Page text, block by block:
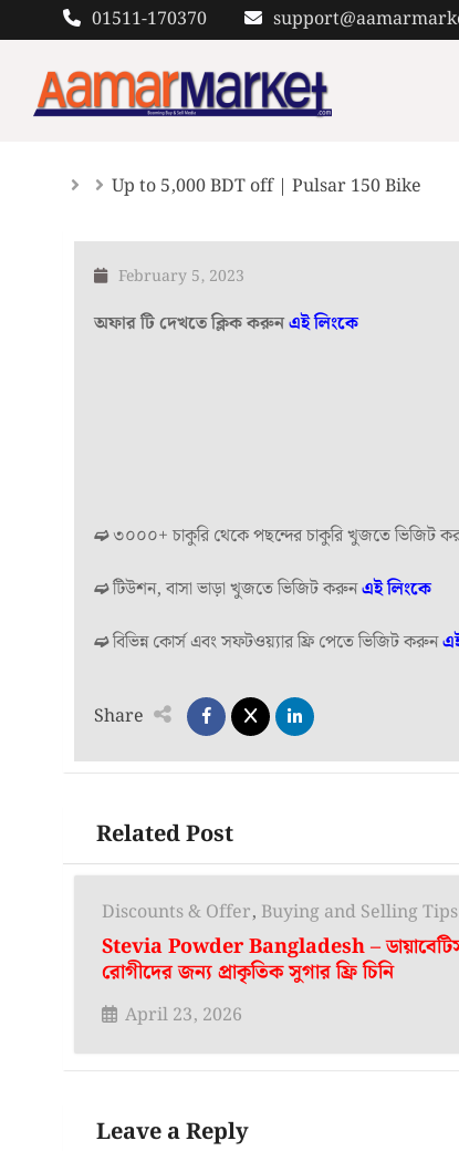
to
content
01511-170370
Up to 5,000 BDT off | Pulsar 150 Bike
February 5, 2023
অফার টি দেখতে ক্লিক করুনএই লিংকে
➫৩০০০+ চাকুরি থেকে পছন্দের চাকুরি খুজতে ভিজিট
➫টিউশন, বাসা ভাড়া খুজতে ভিজিট করুনএই লিংকে
➫বিভিন্ন কোর্স এবং সফটওয়্যার ফ্রি পেতে ভিজিট করুন
Share
Related Post
Discounts & Offer, Buying and Selling Tips
Stevia Powder Bangladesh –
রোগীদের জন্য প্রাকৃতিক সুগার ফ্রি চিনি
April 23, 2026
Leave a Reply